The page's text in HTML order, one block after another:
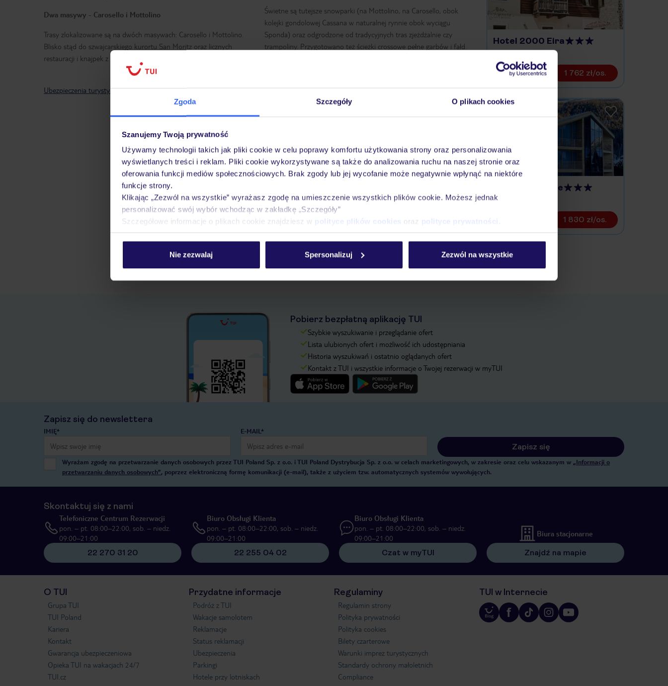
Zgoda Szczegóły O plikach cookies
Szanujemy Twoją prywatność
Używamy technologii takich jak pliki cookie w celu poprawy komfortu użytkowania strony oraz personalizowania
wyświetlanych treści i reklam. Pliki cookie wykorzystywane są także do analizowania ruchu na naszej stronie oraz
oferowania funkcji mediów społecznościowych. Brak zgody lub jej wycofanie może negatywnie wpłynąć na niektóre
funkcje strony.
Klikając „Zezwól na wszystkie” wyrażasz zgodę na umieszczenie wszystkich plików cookie. Możesz jednak
personalizować swój wybór wchodząc w zakładkę „Szczegóły”
Szczegółowe informacje o plikach cookie znajdziesz w polityce plików cookies oraz polityce prywatności
Nie zezwalaj Spersonalizuj Zezwól na wszystkie
Hotel 2000 Eira
1 762 zł/os.
Montivas Lodge
WŁOCHY / LOMBARDIA
1 830 zł/os.
Dwa masywy - Carosello i Mottolino
Trasy zlokalizowane są na dwóch masywach: Carosello i Mottolino.
Blisko stąd do szwajcarskiego kurortu San Moritz oraz licznych
restauracji i knajpek z bogatym wyborem dań kuchni włoskiej.
Świetne są tutejsze snowparki (na Mottolino, na Carosello, obok
kolejki gondolowej Cassana w naturalnej rynnie obok wyciągu
Sponda) oraz odgrodzone od tradycyjnych tras zjeżdżalnie czy
trampoliny. Przygotowano też ścieżki crossowe pełne garbów i fałd.
Ubezpieczenia turystyczne Livigno - dowiedz się więcej »
Pobierz bezpłatną aplikację TUI
Szybkie wyszukiwanie i przeglądanie ofert
Lista ulubionych ofert i możliwość ich udostępniania
Historia wyszukiwań i ostatnio oglądanych ofert
Kontakt z TUI i wszystkie informacje o Twojej rezerwacji w myTUI
Zapisz się do newslettera
IMIĘ* E-MAIL*
Zapisz się
Wyrażam zgodę na przetwarzanie danych osobowych przez TUI Poland Sp. z o.o. i TUI Poland Dystrybucja Sp. z o.o. w celach marketingowych, w zakresie oraz celu wskazanym w „Informacji o
przetwarzaniu danych osobowych”, poprzez elektroniczną formę komunikacji (e-mail), także z użyciem tzw. automatycznych systemów wywołujących.
Skontaktuj się z nami
Telefoniczne Centrum Rezerwacji
pon. – pt. 08:00–22:00, sob. – niedz.
09:00–21:00
22 270 31 20
Biuro Obsługi Klienta
pon. – pt. 08:00–22:00, sob. – niedz.
09:00–21:00
22 255 04 02
Biuro Obsługi Klienta
pon. – pt. 08:00–22:00, sob. – niedz.
09:00–21:00
Czat w myTUI
Biura stacjonarne
Znajdź na mapie
O TUI
Grupa TUI
TUI Poland
Kariera
Kontakt
Gwarancja ubezpieczeniowa
Opieka TUI na wakacjach 24/7
TUI.cz
Przydatne informacje
Podróż z TUI
Wakacje samolotem
Reklamacje
Status reklamacji
Ubezpieczenia
Parkingi
Hotele przy lotniskach
Regulaminy
Regulamin strony
Polityka prywatności
Polityka cookies
Bilety czarterowe
Warunki imprez turystycznych
Standardy ochrony małoletnich
Compliance
TUI w Internecie